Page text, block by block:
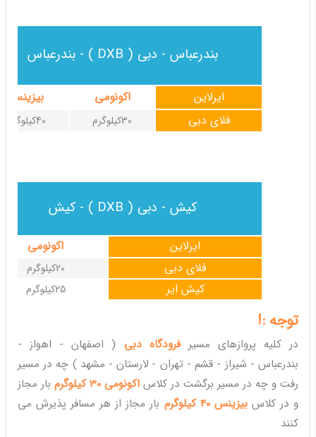
بندرعباس - دبی ( DXB ) - بندرعباس
بیزینس اکونومی ایرلاین
40کیلوگرم 30کیلوگرم فلای دبی
کیش - دبی ( DXB ) - کیش
اکونومی ایرلاین
20کیلوگرم فلای دبی
25کیلوگرم کیش ایر
توجه :!
در کلیه پروازهای مسیرفرودگاه دبی ( اصفهان - اهواز -
بندرعباس - شیراز - قشم - تهران - لارستان - مشهد ) چه در مسیر
رفت و چه در مسیر برگشت در کلاس اکونومی 30 کیلوگرم
بار مجاز
و در کلاسبیزینس 40 کیلوگرم
بار مجاز از هر مسافر پذیرش می
کنند